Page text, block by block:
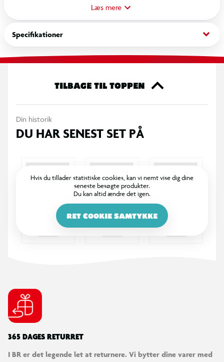
Opnå ensartet hop og pålidelig stødabsorbering. Ideel til
gymnastik, cheerleading, parkour, hjemmetræning samt leg.
Hurtig at puste op/tømme for luft, let at flytte og nem at
rulle sammen for kompakt opbevaring.
Inkl. Pumpe
Læs mere
Specifikationer keyboard_arrow_down
TILBAGE TIL TOPPEN
Din historik
DU HAR SENEST SET PÅ
Hvis du tillader statistiske cookies, kan vi nemt vise dig dine
seneste besøgte produkter.
Du kan altid ændre det igen.
RET COOKIE SAMTYKKE
365 DAGES RETURRET
I BR er det legende let at returnere. Vi bytter dine varer med